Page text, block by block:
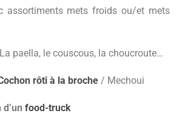
assortiments mets froids ou/et mets
paella, le couscous, la choucroute…
rôti à la broche / Mechoui
food-truck